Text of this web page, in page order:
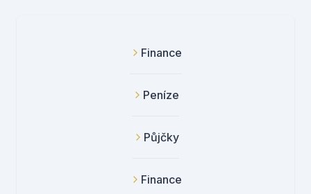
Finance
Peníze
Půjčky
Finance